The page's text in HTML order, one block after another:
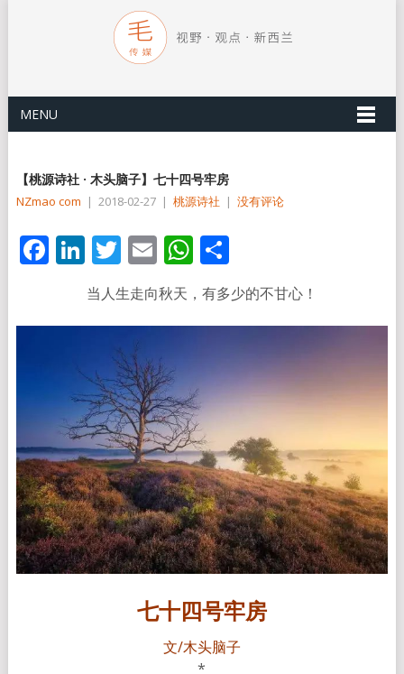
MENU
【桃源诗社 · 木头脑子】七十四号牢房
NZmao com | 2018-02-27 | 桃源诗社 | 没有评论
Facebook
LinkedIn
Twitter
EmailWhatsApp
分
享
当人生走向秋天，有多少的不甘心！
七十四号牢房
文/木头脑子
*